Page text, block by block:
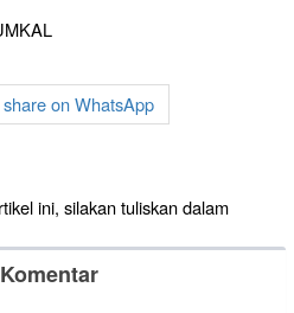
share on WhatsApp
ini, silakan tuliskan dalam